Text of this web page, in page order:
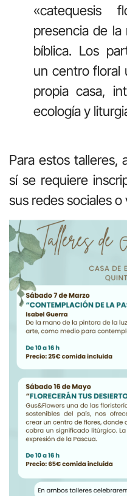
«catequesis
presencia de la
bíblica. Los
un centro floral
propia casa,
ecología y
Para estos talleres,
sí se requiere
sus redes sociales o